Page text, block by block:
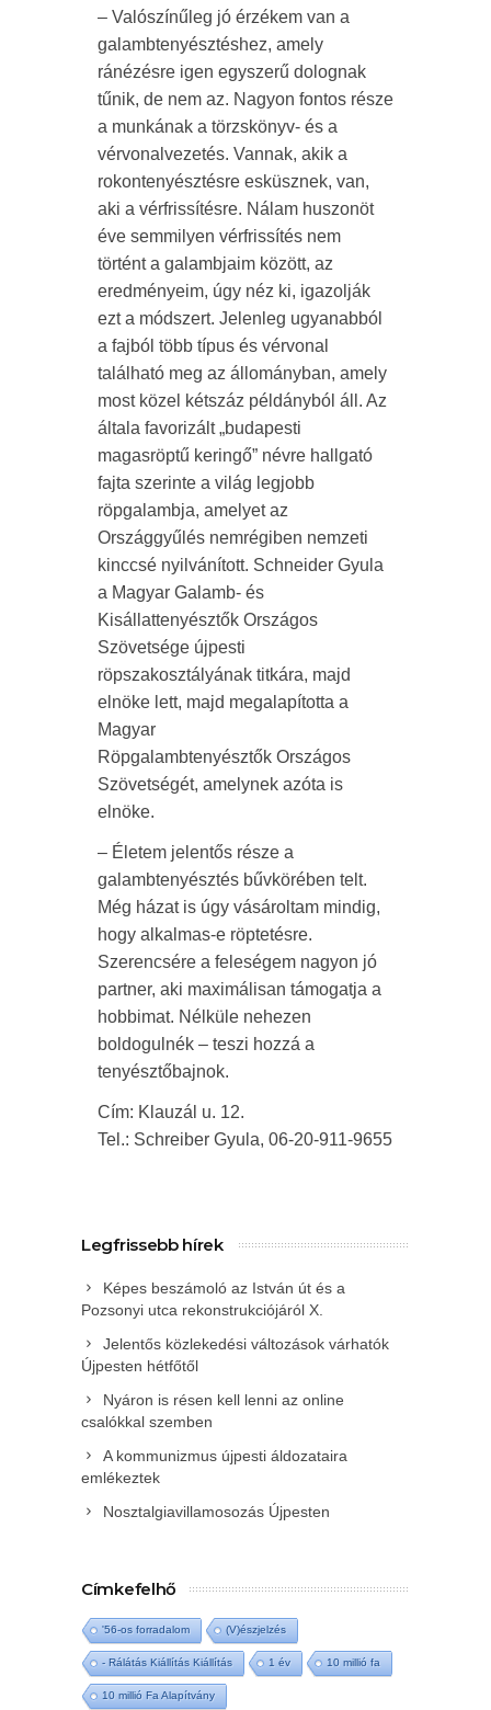
– Valószínűleg jó érzékem van a
galambtenyésztéshez, amely
ránézésre igen egyszerű dolognak
tűnik, de nem az. Nagyon fontos része
a munkának a törzskönyv- és a
vérvonalvezetés. Vannak, akik a
rokontenyésztésre esküsznek, van,
aki a vérfrissítésre. Nálam huszonöt
éve semmilyen vérfrissítés nem
történt a galambjaim között, az
eredményeim, úgy néz ki, igazolják
ezt a módszert. Jelenleg ugyanabból
a fajból több típus és vérvonal
található meg az állományban, amely
most közel kétszáz példányból áll. Az
általa favorizált „budapesti
magasröptű keringő” névre hallgató
fajta szerinte a világ legjobb
röpgalambja, amelyet az
Országgyűlés nemrégiben nemzeti
kinccsé nyilvánított. Schneider Gyula
a Magyar Galamb- és
Kisállattenyésztők Országos
Szövetsége újpesti
röpszakosztályának titkára, majd
elnöke lett, majd megalapította a
Magyar
Röpgalambtenyésztők Országos
Szövetségét, amelynek azóta is
elnöke.
– Életem jelentős része a
galambtenyésztés bűvkörében telt.
Még házat is úgy vásároltam mindig,
hogy alkalmas-e röptetésre.
Szerencsére a feleségem nagyon jó
partner, aki maximálisan támogatja a
hobbimat. Nélküle nehezen
boldogulnék – teszi hozzá a
tenyésztőbajnok.
Cím: Klauzál u. 12.
Tel.: Schreiber Gyula, 06-20-911-9655
Legfrissebb hírek
Képes beszámoló az István út és a
Pozsonyi utca rekonstrukciójáról X.
Jelentős közlekedési változások várhatók
Újpesten hétfőtől
Nyáron is résen kell lenni az online
csalókkal szemben
A kommunizmus újpesti áldozataira
emlékeztek
Nosztalgiavillamosozás Újpesten
Címkefelhő
'56-os forradalom (V)észjelzés
- Rálátás Kiállítás Kiállítás 1 év 10 millió fa
10 millió Fa Alapítvány